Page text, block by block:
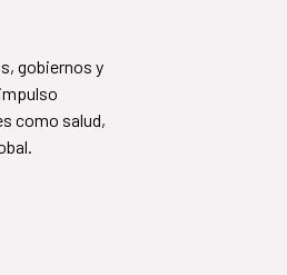
gobiernos y
como salud,